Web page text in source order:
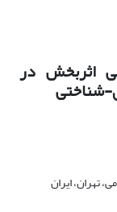
اثربخش در
شناختی
تهران، ایران